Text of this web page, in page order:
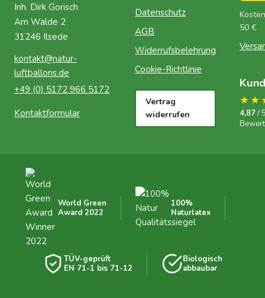
Inh. Dirk Gorisch
Am Walde 2
31246 Ilsede
kontakt@natur-
luftballons.de
+49 (0) 5172 966 5172
Kontaktformular
Datenschutz
AGB
Widerrufsbelehrung
Cookie-Richtlinie
Vertrag
widerrufen
50 €
4,87/
World Green
Award 2022
100%
Naturlatex
TÜV-geprüft
EN 71-1 bis 71-12
Biologisch
abbaubar